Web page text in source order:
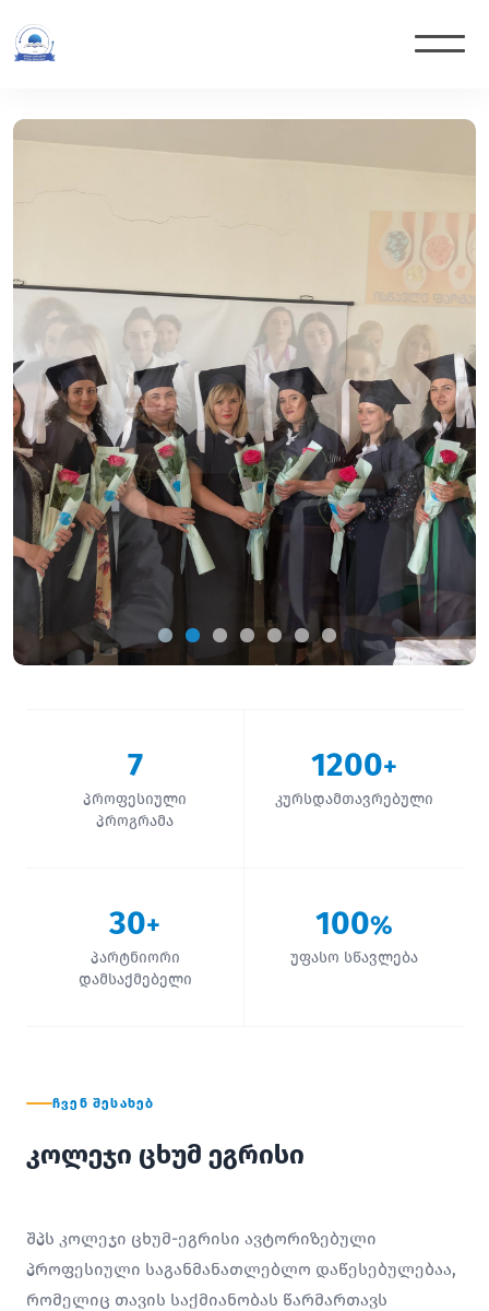
7
პროფესიული
პროგრამა
1200+
კურსდამთავრებული
30+
პარტნიორი
დამსაქმებელი
100%
უფასო სწავლება
ᲩᲕᲔᲜ ᲨᲔᲡᲐᲮᲔᲑ
კოლეჯი ცხუმ ეგრისი
შპს კოლეჯი ცხუმ-ეგრისი ავტორიზებული
პროფესიული საგანმანათლებლო დაწესებულებაა,
რომელიც თავის საქმიანობას წარმართავს